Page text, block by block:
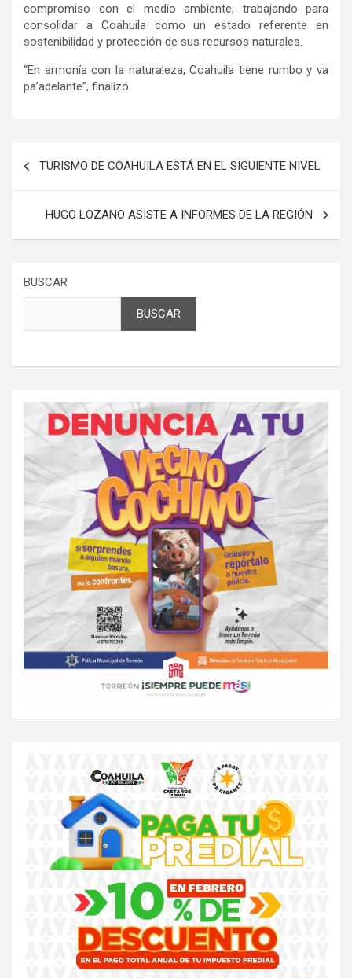
compromiso con el medio ambiente, trabajando para
consolidar a Coahuila como un estado referente en
sostenibilidad y protección de sus recursos naturales.
“En armonía con la naturaleza, Coahuila tiene rumbo y va
pa’adelante”, finalizó
entradas
TURISMO DE COAHUILA ESTÁ EN EL SIGUIENTE NIVEL
HUGO LOZANO ASISTE A INFORMES DE LA REGIÓN
BUSCAR
BUSCAR